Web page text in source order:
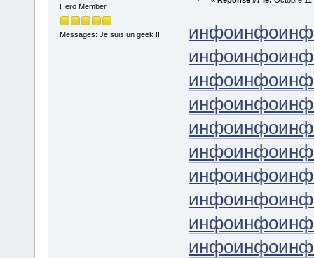
Hero Member
Messages: Je suis un geek !! инфоинфо
инфоинфо
инфоинфо
инфоинфо
инфоинфо
инфоинфо
инфоинфо
инфоинфо
инфоинфо
инфоинфо